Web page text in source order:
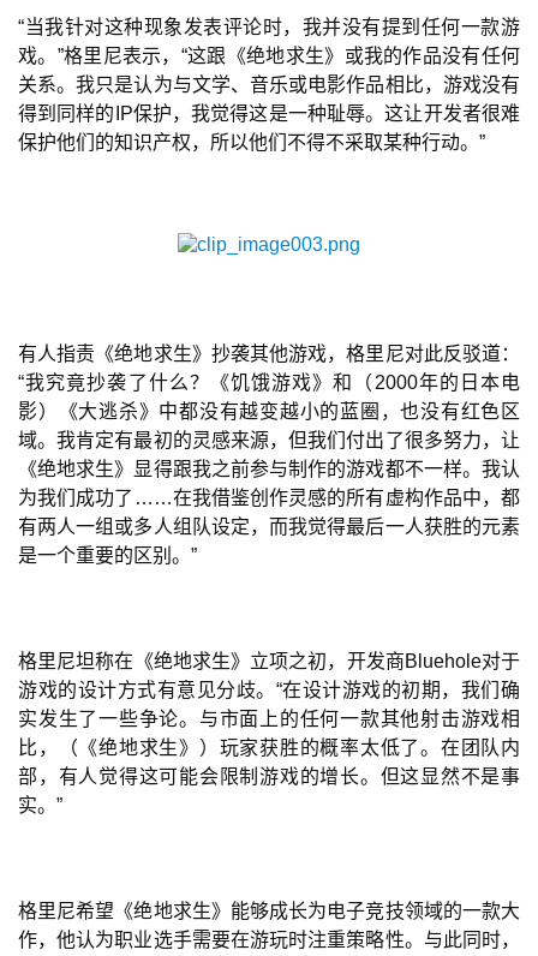
业
界
手
机
戏
休
闲
游
戏
2
5
第
十
三
届
金
“当我针对这种现象发表评论时，我并没有提到任何一款游
戏。”格里尼表示，“这跟《绝地求生》或我的作品没有任何
关系。我只是认为与文学、音乐或电影作品相比，游戏没有
得到同样的IP保护，我觉得这是一种耻辱。这让开发者很难
保护他们的知识产权，所以他们不得不采取某种行动。”
有人指责《绝地求生》抄袭其他游戏，格里尼对此反驳道：
“我究竟抄袭了什么？《饥饿游戏》和（2000年的日本电
影）《大逃杀》中都没有越变越小的蓝圈，也没有红色区
域。我肯定有最初的灵感来源，但我们付出了很多努力，让
《绝地求生》显得跟我之前参与制作的游戏都不一样。我认
为我们成功了……在我借鉴创作灵感的所有虚构作品中，都
有两人一组或多人组队设定，而我觉得最后一人获胜的元素
是一个重要的区别。”
格里尼坦称在《绝地求生》立项之初，开发商Bluehole对于
游戏的设计方式有意见分歧。“在设计游戏的初期，我们确
实发生了一些争论。与市面上的任何一款其他射击游戏相
比，（《绝地求生》）玩家获胜的概率太低了。在团队内
部，有人觉得这可能会限制游戏的增长。但这显然不是事
实。”
格里尼希望《绝地求生》能够成长为电子竞技领域的一款大
作，他认为职业选手需要在游玩时注重策略性。与此同时，